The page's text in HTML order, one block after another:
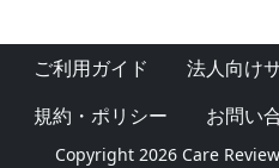
ご利用ガイド 法人向け
規約・ポリシー
お問い
Copyright 2026 Care